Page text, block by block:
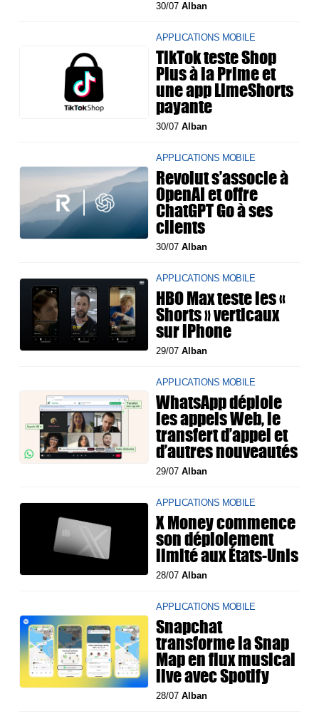
30/07Alban
APPLICATIONS MOBILE
TikTok teste Shop
Plus à la Prime et
une app LimeShorts
payante
30/07Alban
APPLICATIONS MOBILE
Revolut s’associe à
OpenAI et offre
ChatGPT Go à ses
clients
30/07Alban
APPLICATIONS MOBILE
HBO Max teste les «
Shorts » verticaux
sur iPhone
29/07Alban
APPLICATIONS MOBILE
WhatsApp déploie
les appels Web, le
transfert d’appel et
d’autres nouveautés
29/07Alban
APPLICATIONS MOBILE
X Money commence
son déploiement
limité aux États-Unis
28/07Alban
APPLICATIONS MOBILE
Snapchat
transforme la Snap
Map en flux musical
live avec Spotify
28/07Alban